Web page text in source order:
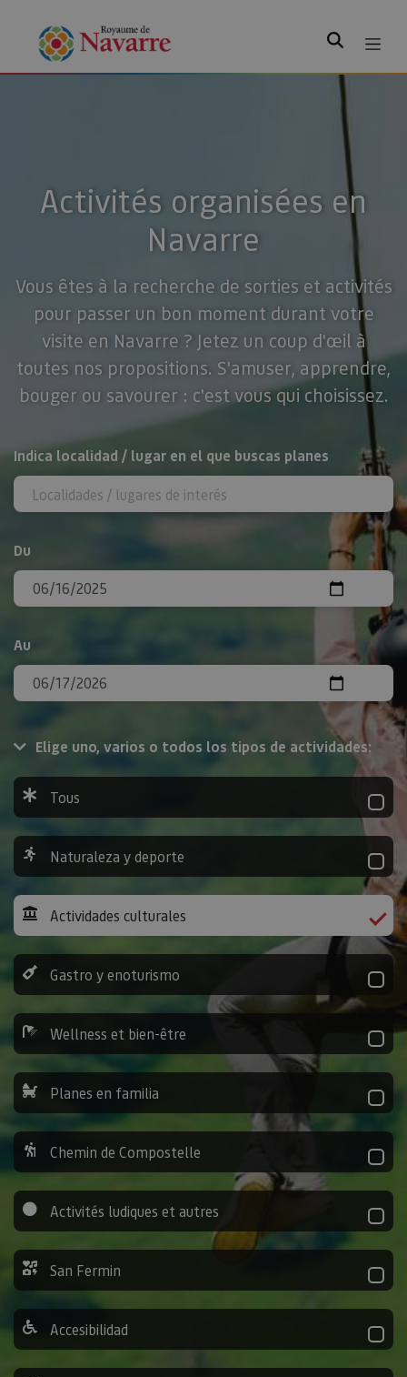
Rechercher
Activités organisées en
Navarre
Vous êtes à la recherche de sorties et activités
pour passer un bon moment durant votre
visite en Navarre ? Jetez un coup d'œil à
toutes nos propositions. S'amuser, apprendre,
bouger ou savourer : c'est vous qui choisissez.
Rechercher
Indica localidad / lugar en el que buscas planes
Du
Au
Elige uno, varios o todos los tipos de actividades:
Tous
Naturaleza y deporte
Actividades culturales
Gastro y enoturismo
Wellness et bien-être
Planes en familia
Chemin de Compostelle
Activités ludiques et autres
San Fermin
Accesibilidad